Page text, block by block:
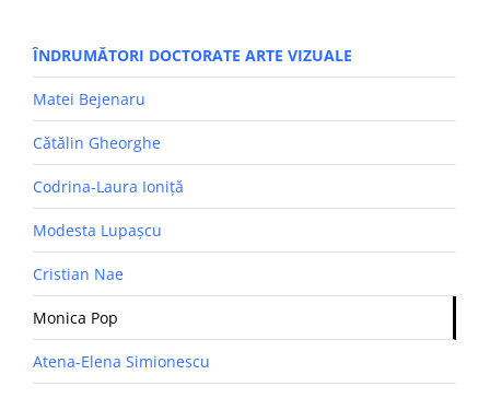
ÎNDRUMĂTORI DOCTORATE ARTE VIZUALE
Matei Bejenaru
Cătălin Gheorghe
Codrina-Laura Ioniță
Modesta Lupașcu
Cristian Nae
Monica Pop
Atena-Elena Simionescu